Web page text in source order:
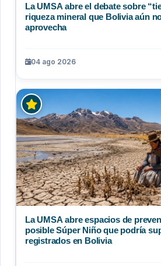
La UMSA abre el debate sobre
riqueza mineral que Bolivia aún
aprovecha
04 ago 2026
La UMSA abre espacios de
posible Súper Niño que podría
registrados en Bolivia